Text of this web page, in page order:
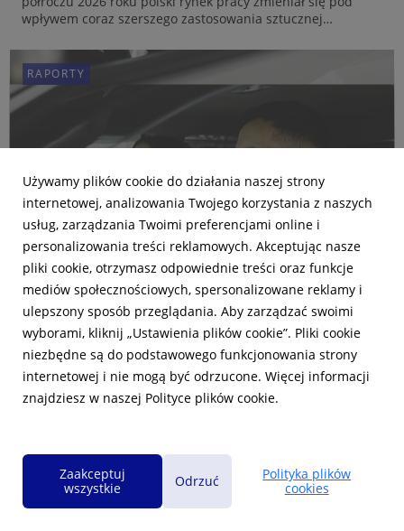
wpływem coraz szerszego zastosowania sztucznej
przejrzystości zatrudnienia czy większej świadomości
kandydatów w za...
RAPORTY
Rynek Pracy Specjalistów w I połowie 2026
roku – rosnąca rola AI i nowe standardy
jawności. Raport od Pracuj.pl
20 lipca 2026
Najnowsze dane Pracuj.pl pokazują, że w pierwszym
półroczu 2026 roku polski rynek pracy zmieniał się pod
wpływem coraz szerszego zastosowania sztucznej
kandydatów w za...
RAPORTY
Badanie Pracuj.pl: 6 na 10 badanych
rezygnuje ze starań o pracę przez
niedogodny dojazd
13 lipca 2026
Blisko 60% badanych przyznaje, że zdarzyło im się
zrezygnować z rekrutacji, bo czas podróży do firmy okazał
się zbyt długi. Najnowsze badanie Pracuj.pl pokazuje, że
RAPORTY
RAPORTY
RAPORTY
Używamy plików cookie do działania naszej strony
internetowej, analizowania Twojego korzystania z naszych
usług, zarządzania Twoimi preferencjami online i
personalizowania treści reklamowych. Akceptując nasze
pliki cookie, otrzymasz odpowiednie treści oraz funkcje
mediów społecznościowych, spersonalizowane reklamy i
ulepszony sposób przeglądania. Aby zarządzać swoimi
wyborami, kliknij „Ustawienia plików cookie”. Pliki cookie
niezbędne są do podstawowego funkcjonowania strony
internetowej i nie mogą być odrzucone. Więcej informacji
znajdziesz w naszej Polityce plików cookie.
Zaakceptuj
wszystkie
Odrzuć
Polityka plików
cookies